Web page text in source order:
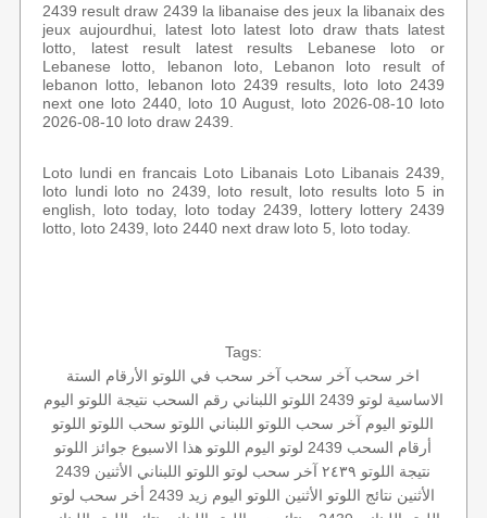
2439 result draw 2439 la libanaise des jeux la libanaix des
jeux aujourdhui, latest loto latest loto draw thats latest
lotto, latest result latest results Lebanese loto or
Lebanese lotto, lebanon loto, Lebanon loto result of
lebanon lotto, lebanon loto 2439 results, loto loto 2439
next one loto 2440, loto 10 August, loto 2026-08-10 loto
2026-08-10 loto draw 2439.
Loto lundi en francais Loto Libanais Loto Libanais 2439,
loto lundi loto no 2439, loto result, loto results loto 5 in
english, loto today, loto today 2439, lottery lottery 2439
lotto, loto 2439, loto 2440 next draw loto 5, loto today.
Tags:
اخر سحب آخر سحب آخر سحب في اللوتو الأرقام الستة
الاساسية لوتو 2439 اللوتو اللبناني رقم السحب نتيجة اللوتو اليوم
اللوتو اليوم آخر سحب اللوتو اللبناني اللوتو سحب اللوتو اللوتو
أرقام السحب 2439
لوتو اليوم اللوتو هذا الاسبوع جوائز اللوتو
نتيجة اللوتو ٢٤٣٩
آخر سحب لوتو اللوتو اللبناني الأثنين 2439
الأثنين نتائج اللوتو الأثنين اللوتو اليوم زيد 2439
أخر سحب لوتو